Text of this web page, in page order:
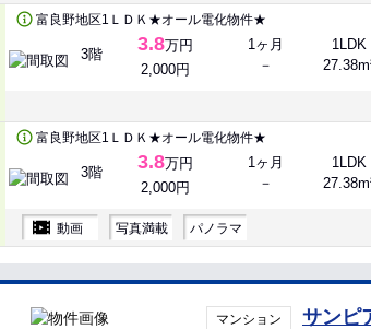
富良野地区1ＬＤＫ★オール電化物件★
3階 3.8万円
2,000円
1ヶ月
－
1LDK
富良野地区1ＬＤＫ★オール電化物件★
3階 3.8万円
2,000円
1ヶ月
－
1LDK
動画 写真満載 パノラマ
マンション サンピ